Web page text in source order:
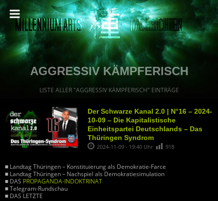
AGGRESSIV KÄMPFERISCH
LISTE ALLER "AGGRESSIV KÄMPFERISCH" EINTRÄGE
Der Schwarze Kanal 2.0 | N°16 – 2024-
10-09 – Die Kapitalistische
Einheitspartei Deutschlands – Das
Thüringen Syndrom
2024-11-09 - 19:40 Uhr 918
■ Landtag Thüringen – Konstituierung als Demokratie-Farce
■ Landtag Thüringen – Nachspiel als Demokratiesimulation
■ DAS PROPAGANDA-INDOKTRINAT
■ Telegram-Rundschau
■ DAS LETZTE